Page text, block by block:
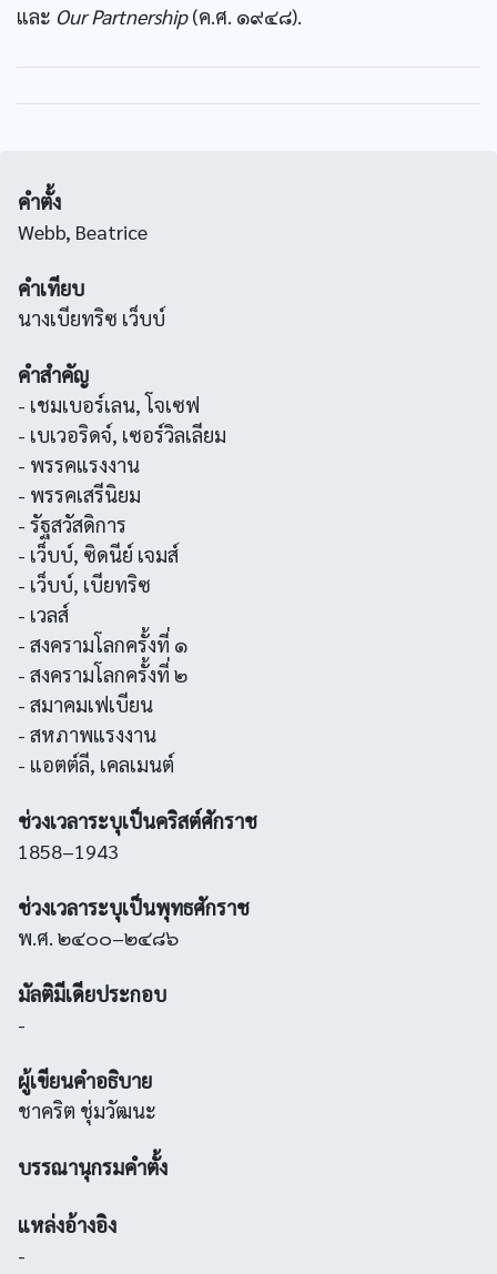
และ Our Partnership(ค.ศ. ๑๙๔๘).
คำตั้ง
Webb, Beatrice
คำเทียบ
นางเบียทริซ เว็บบ์
คำสำคัญ
- เชมเบอร์เลน, โจเซฟ
- เบเวอริดจ์, เซอร์วิลเลียม
- พรรคแรงงาน
- พรรคเสรีนิยม
- รัฐสวัสดิการ
- เว็บบ์, ซิดนีย์ เจมส์
- เว็บบ์, เบียทริซ
- เวลส์
- สงครามโลกครั้งที่ ๑
- สงครามโลกครั้งที่ ๒
- สมาคมเฟเบียน
- สหภาพแรงงาน
- แอตต์ลี, เคลเมนต์
ช่วงเวลาระบุเป็นคริสต์ศักราช
1858–1943
ช่วงเวลาระบุเป็นพุทธศักราช
พ.ศ. ๒๔๐๐–๒๔๘๖
มัลติมีเดียประกอบ
-
ผู้เขียนคำอธิบาย
ชาคริต ชุ่มวัฒนะ
บรรณานุกรมคำตั้ง
แหล่งอ้างอิง
-